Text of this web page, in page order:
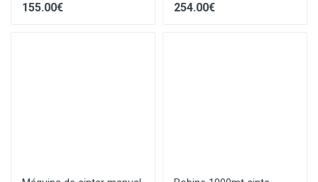
155.00€ 254.00€